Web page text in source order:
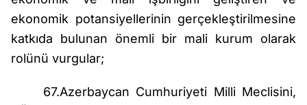
ekonomik potansiyellerinin gerçekleştirilmesine
katkıda bulunan önemli bir mali kurum olarak
rolünü vurgular;
67.Azerbaycan Cumhuriyeti Milli Meclisini,